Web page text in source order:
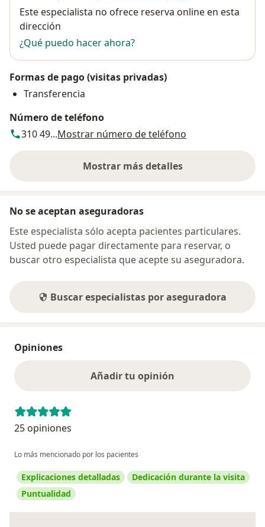
Disponibilidad
Este especialista no ofrece reserva online en esta
dirección
¿Qué puedo hacer ahora?
Formas de pago (visitas privadas)
Transferencia
Número de teléfono
310 49...Mostrar número de teléfono
Mostrar más detalles
sobre la dirección
No se aceptan aseguradoras
Este especialista sólo acepta pacientes particulares.
Usted puede pagar directamente para reservar, o
buscar otro especialista que acepte su aseguradora.
Buscar especialistas por aseguradora
Opiniones
Añadir tu opinión
25 opiniones
Lo más mencionado por los pacientes
Explicaciones detalladas
Dedicación durante la visita
Puntualidad